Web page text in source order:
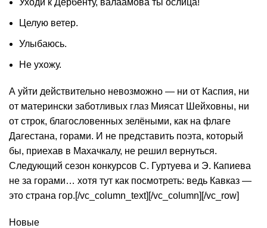
Целую ветер.
Улыбаюсь.
Не ухожу.
А уйти действительно невозможно — ни от Каспия, ни
от матерински заботливых глаз Миясат Шейховны, ни
от строк, благословенных зелёными, как на флаге
Дагестана, горами. И не представить поэта, который
бы, приехав в Махачкалу, не решил вернуться.
Следующий сезон конкурсов С. Гуртуева и Э. Капиева
не за горами… хотя тут как посмотреть: ведь Кавказ —
это страна гор.[/vc_column_text][/vc_column][/vc_row]
Новые